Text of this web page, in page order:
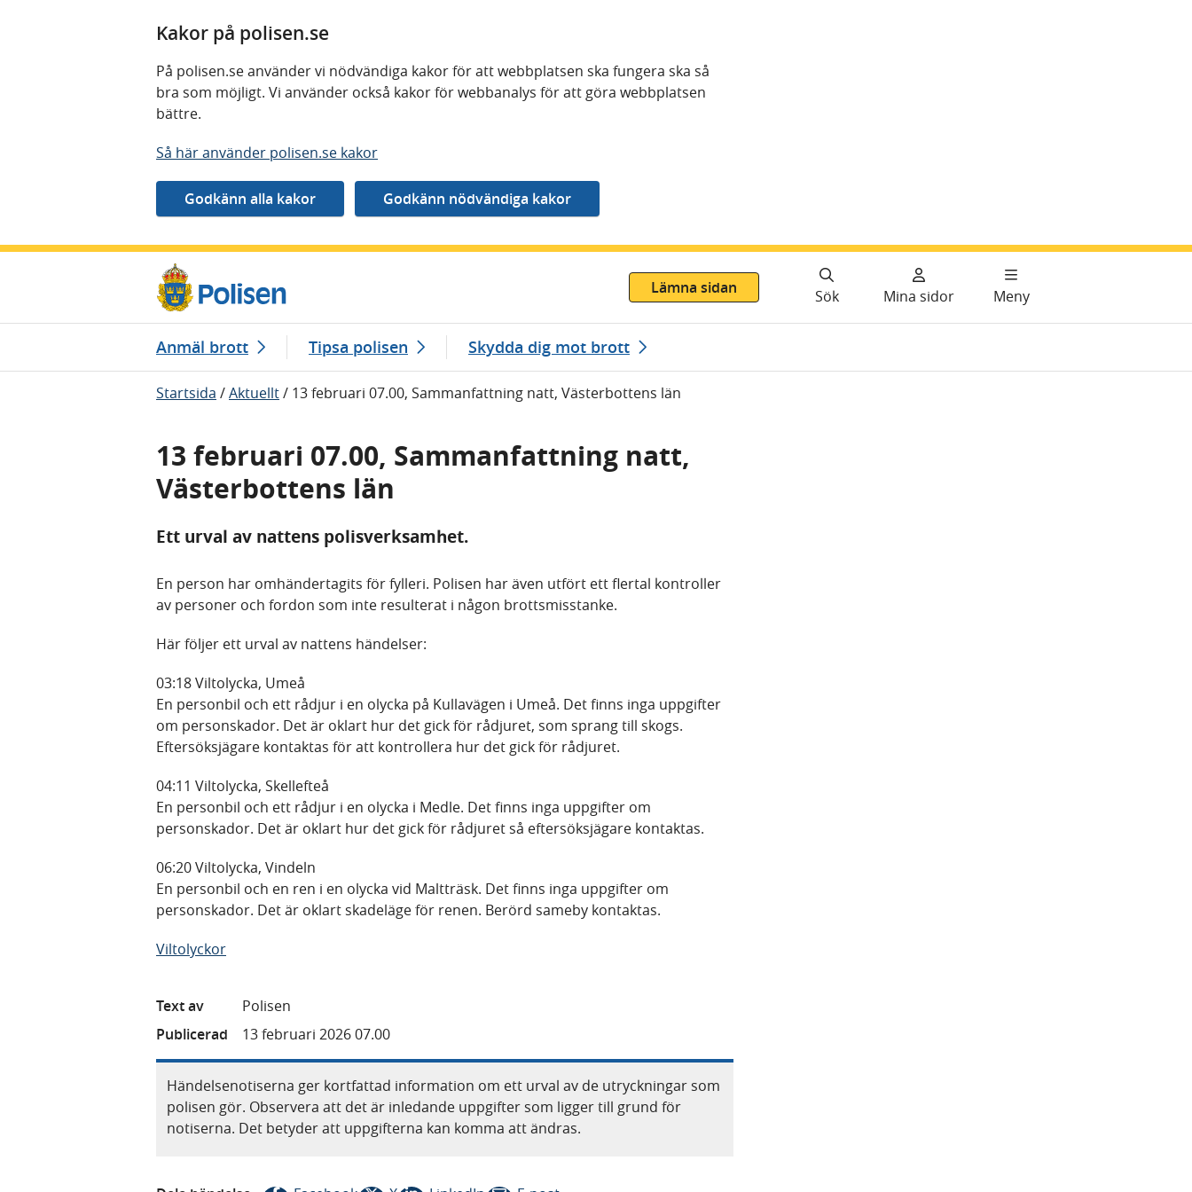
Kakor på polisen.se
På polisen.se använder vi nödvändiga kakor för att webbplatsen ska fungera ska så
bra som möjligt. Vi använder också kakor för webbanalys för att göra webbplatsen
bättre.
Så här använder polisen.se kakor
Lämna sidan
Sök Mina sidor Meny
Anmäl brott Tipsa polisen Skydda dig mot brott
Startsida /Aktuellt/ 13 februari 07.00, Sammanfattning natt, Västerbottens län
13 februari 07.00, Sammanfattning natt,
Västerbottens län
Ett urval av nattens polisverksamhet.
En person har omhändertagits för fylleri. Polisen har även utfört ett flertal kontroller
av personer och fordon som inte resulterat i någon brottsmisstanke.
Här följer ett urval av nattens händelser:
03:18 Viltolycka, Umeå
En personbil och ett rådjur i en olycka på Kullavägen i Umeå. Det finns inga uppgifter
om personskador. Det är oklart hur det gick för rådjuret, som sprang till skogs.
Eftersöksjägare kontaktas för att kontrollera hur det gick för rådjuret.
04:11 Viltolycka, Skellefteå
En personbil och ett rådjur i en olycka i Medle. Det finns inga uppgifter om
personskador. Det är oklart hur det gick för rådjuret så eftersöksjägare kontaktas.
06:20 Viltolycka, Vindeln
En personbil och en ren i en olycka vid Maltträsk. Det finns inga uppgifter om
personskador. Det är oklart skadeläge för renen. Berörd sameby kontaktas.
Viltolyckor
Text av
Polisen
Publicerad
13 februari 2026 07.00
Händelsenotiserna ger kortfattad information om ett urval av de utryckningar som
polisen gör. Observera att det är inledande uppgifter som ligger till grund för
notiserna. Det betyder att uppgifterna kan komma att ändras.